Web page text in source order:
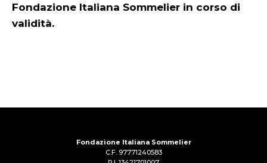
Fondazione Italiana Sommelier in corso di
validità.
Fondazione Italiana Sommelier
C.F. 97771240583